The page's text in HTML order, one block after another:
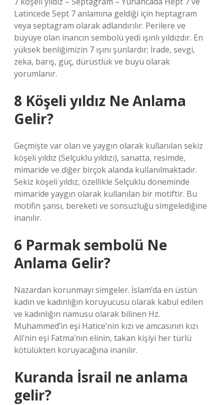
Latincede Sept 7 anlamına geldiği için heptagram
veya septagram olarak adlandırılır. Perilere ve
büyüye olan inancın sembolü yedi ışınlı yıldızdır. En
yüksek benliğimizin 7 ışını şunlardır; İrade, sevgi,
zeka, barış, güç, dürüstlük ve büyü olarak
yorumlanır.
8 Köşeli yıldız Ne Anlama
Gelir?
Geçmişte var olan ve yaygın olarak kullanılan sekiz
köşeli yıldız (Selçuklu yıldızı), sanatta, resimde,
mimaride ve diğer birçok alanda kullanılmaktadır.
Sekiz köşeli yıldız, özellikle Selçuklu döneminde
mimaride yaygın olarak kullanılan bir motiftir. Bu
motifin şansı, bereketi ve sonsuzluğu simgelediğine
inanılır.
6 Parmak sembolü Ne
Anlama Gelir?
Nazardan korunmayı simgeler. İslam’da en üstün
kadın ve kadınlığın koruyucusu olarak kabul edilen
ve kadınlığın namusu olarak bilinen Hz.
Muhammed’in eşi Hatice’nin kızı ve amcasının kızı
Ali’nin eşi Fatma’nın elinin, takan kişiyi her türlü
kötülükten koruyacağına inanılır.
Kuranda İsrail ne anlama
gelir?